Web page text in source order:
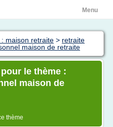
Menu
maison retraite > retraite
maison de retraite
le thème :
maison de
thème